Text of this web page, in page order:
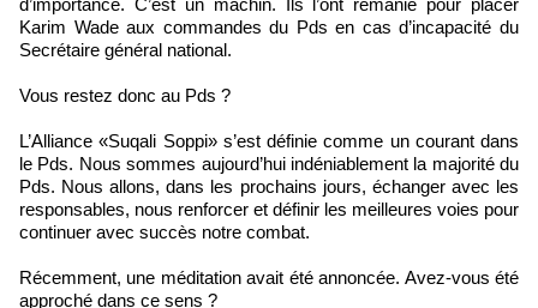
d’importance. C’est un machin. Ils l’ont remanié pour placer
Karim Wade aux commandes du Pds en cas d’incapacité du
Secrétaire général national.
Vous restez donc au Pds ?
L’Alliance «Suqali Soppi» s’est définie comme un courant dans
le Pds. Nous sommes aujourd’hui indéniablement la majorité du
Pds. Nous allons, dans les prochains jours, échanger avec les
responsables, nous renforcer et définir les meilleures voies pour
continuer avec succès notre combat.
Récemment, une méditation avait été annoncée. Avez-vous été
approché dans ce sens ?